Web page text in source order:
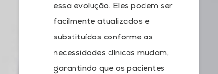
essa evolução. Eles podem ser
facilmente atualizados e
substituídos conforme as
necessidades clínicas mudam,
garantindo que os pacientes